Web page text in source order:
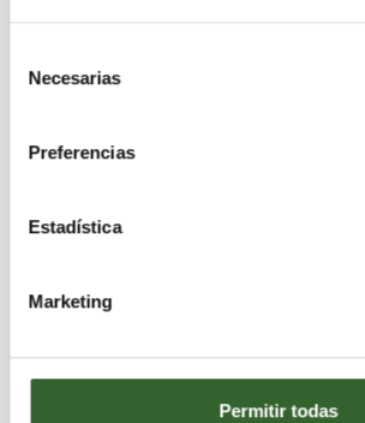
Necesarias
Preferencias
Estadística
Marketing
Permitir todas